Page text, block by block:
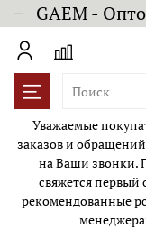
GAEM -
Уважаемые
заказов и
на Ваши звонки.
свяжется
рекомендованные